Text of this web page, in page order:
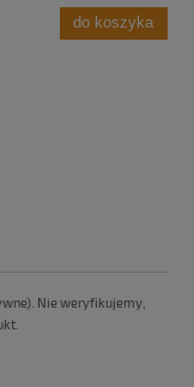
do koszyka
Nie weryfikujemy,